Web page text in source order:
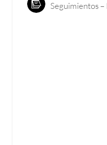
Seguimientos –